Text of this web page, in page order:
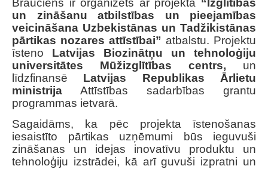
Brauciens ir organizēts ar projekta “Izglītības
un zināšanu atbilstības un pieejamības
veicināšana Uzbekistānas un Tadžikistānas
pārtikas nozares attīstībai” atbalstu. Projektu
īsteno Latvijas Biozinātņu un tehnoloģiju
universitātes Mūžizglītības centrs, un
līdzfinansē Latvijas Republikas Ārlietu
ministrija Attīstības sadarbības grantu
programmas ietvarā.
Sagaidāms, ka pēc projekta īstenošanas
iesaistīto pārtikas uzņēmumi būs ieguvuši
zināšanas un idejas inovatīvu produktu un
tehnoloģiju izstrādei, kā arī guvuši izpratni un